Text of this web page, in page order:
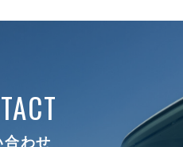
合わせ